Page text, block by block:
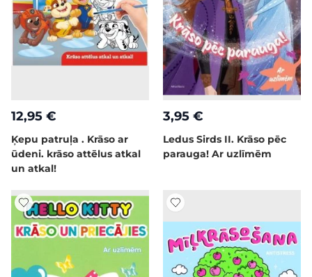
12,95 €
Ķepu patruļa . Krāso ar
ūdeni. krāso attēlus atkal
un atkal!
3,95 €
Ledus Sirds II. Krāso pēc
parauga! Ar uzlīmēm